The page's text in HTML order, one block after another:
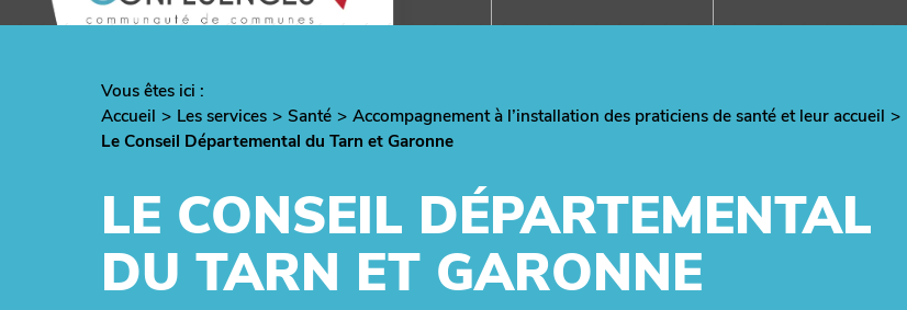
Vous êtes ici :
Fil
d'Ariane
Accueil Les services Santé
Accompagnement à l’installation des praticiens de santé et leur accueil
Le Conseil Départemental du Tarn et Garonne
LE CONSEIL DÉPARTEMENTAL
DU TARN ET GARONNE